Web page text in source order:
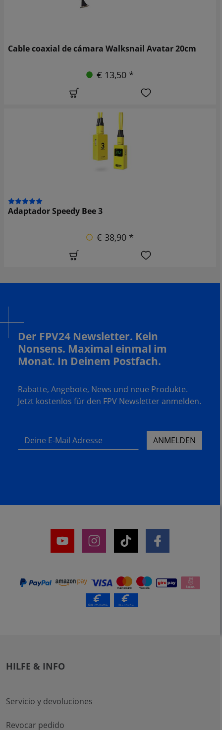
Cable coaxial de cámara Walksnail Avatar 20cm
€ 13,50 *
Adaptador Speedy Bee 3
€ 38,90 *
Der FPV24 Newsletter. Kein
Nonsens. Maximal einmal im
Monat. In Deinem Postfach.
Rabatte, Angebote, News und neue Produkte.
Jetzt kostenlos für den FPV Newsletter anmelden.
Deine E-Mail Adresse ANMELDEN
HILFE & INFO
Servicio y devoluciones
Revocar pedido